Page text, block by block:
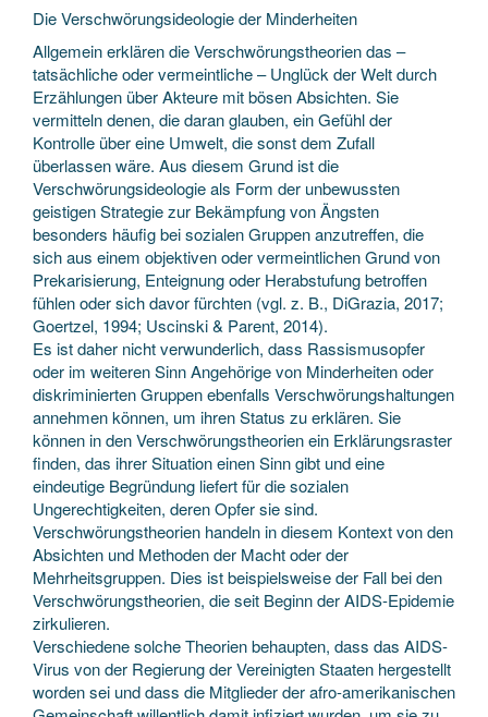
Die Verschwörungsideologie der Minderheiten
Allgemein erklären die Verschwörungstheorien das –
tatsächliche oder vermeintliche – Unglück der Welt durch
Erzählungen über Akteure mit bösen Absichten. Sie
vermitteln denen, die daran glauben, ein Gefühl der
Kontrolle über eine Umwelt, die sonst dem Zufall
überlassen wäre. Aus diesem Grund ist die
Verschwörungsideologie als Form der unbewussten
geistigen Strategie zur Bekämpfung von Ängsten
besonders häufig bei sozialen Gruppen anzutreffen, die
sich aus einem objektiven oder vermeintlichen Grund von
Prekarisierung, Enteignung oder Herabstufung betroffen
fühlen oder sich davor fürchten (vgl. z. B., DiGrazia, 2017;
Goertzel, 1994; Uscinski & Parent, 2014).
Es ist daher nicht verwunderlich, dass Rassismusopfer
oder im weiteren Sinn Angehörige von Minderheiten oder
diskriminierten Gruppen ebenfalls Verschwörungshaltungen
annehmen können, um ihren Status zu erklären. Sie
können in den Verschwörungstheorien ein Erklärungsraster
finden, das ihrer Situation einen Sinn gibt und eine
eindeutige Begründung liefert für die sozialen
Ungerechtigkeiten, deren Opfer sie sind.
Verschwörungstheorien handeln in diesem Kontext von den
Absichten und Methoden der Macht oder der
Mehrheitsgruppen. Dies ist beispielsweise der Fall bei den
Verschwörungstheorien, die seit Beginn der AIDS-Epidemie
zirkulieren.
Verschiedene solche Theorien behaupten, dass das AIDS-
Virus von der Regierung der Vereinigten Staaten hergestellt
worden sei und dass die Mitglieder der afro-amerikanischen